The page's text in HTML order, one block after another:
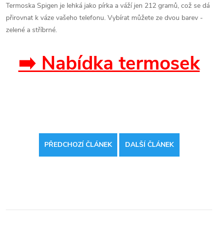
Termoska Spigen je lehká jako pírka a váží jen 212 gramů, což se dá
přirovnat k váze vašeho telefonu. Vybírat můžete ze dvou barev -
zelené a stříbrné.
➡️ Nabídka termosek
PŘEDCHOZÍ ČLÁNEK DALŠÍ ČLÁNEK